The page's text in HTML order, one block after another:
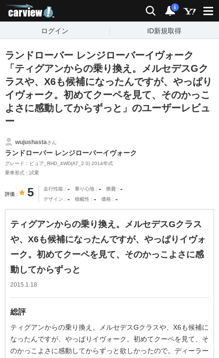
検索 通知
i
ログイン ID新規取得
ランドローバー レンジローバーイヴォーク
「ティグアンからの乗り換え。メルセデスGク
ラスや、X6も候補になったんですが、やっぱり
イヴォーク。初めてクーペを見て、そのかっこ
よさに感動してからずっと」のユーザーレビュ
ー
wujushastaさん
ランドローバー レンジローバーイヴォーク
グレード：ピュア_RHD_4WD(AT_2.0) 2014年式
乗車形式：試乗
評価 5 走行性能 - 乗り心地 - 燃費 -
デザイン - 積載性 - 価格 -
ティグアンからの乗り換え。メルセデスGクラス
や、X6も候補になったんですが、やっぱりイヴォ
ーク。初めてクーペを見て、そのかっこよさに感
動してからずっと
2015.1.18
総評
ティグアンからの乗り換え。メルセデスGクラスや、X6も候補に
なったんですが、やっぱりイヴォーク。初めてクーペを見て、そ
のかっこよさに感動してからずっと欲しかったので。ディーラー